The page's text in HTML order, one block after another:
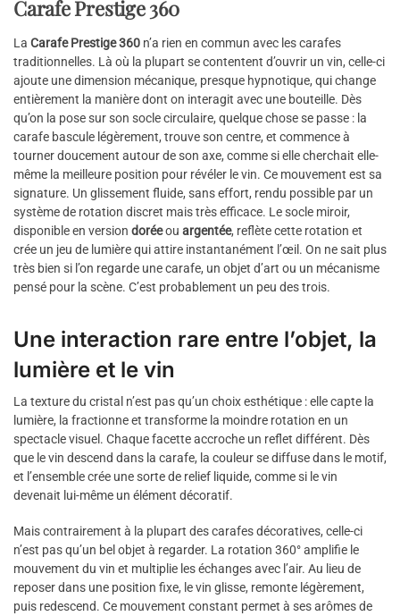
Carafe Prestige 360
La Carafe Prestige 360 n’a rien en commun avec les carafes
traditionnelles. Là où la plupart se contentent d’ouvrir un vin, celle-ci
ajoute une dimension mécanique, presque hypnotique, qui change
entièrement la manière dont on interagit avec une bouteille. Dès
qu’on la pose sur son socle circulaire, quelque chose se passe : la
carafe bascule légèrement, trouve son centre, et commence à
tourner doucement autour de son axe, comme si elle cherchait elle-
même la meilleure position pour révéler le vin. Ce mouvement est sa
signature. Un glissement fluide, sans effort, rendu possible par un
système de rotation discret mais très efficace. Le socle miroir,
disponible en version doréeou argentée, reflète cette rotation et
crée un jeu de lumière qui attire instantanément l’œil. On ne sait plus
très bien si l’on regarde une carafe, un objet d’art ou un mécanisme
pensé pour la scène. C’est probablement un peu des trois.
Une interaction rare entre l’objet, la
lumière et le vin
La texture du cristal n’est pas qu’un choix esthétique : elle capte la
lumière, la fractionne et transforme la moindre rotation en un
spectacle visuel. Chaque facette accroche un reflet différent. Dès
que le vin descend dans la carafe, la couleur se diffuse dans le motif,
et l’ensemble crée une sorte de relief liquide, comme si le vin
devenait lui-même un élément décoratif.
Mais contrairement à la plupart des carafes décoratives, celle-ci
n’est pas qu’un bel objet à regarder. La rotation 360° amplifie le
mouvement du vin et multiplie les échanges avec l’air. Au lieu de
reposer dans une position fixe, le vin glisse, remonte légèrement,
puis redescend. Ce mouvement constant permet à ses arômes de